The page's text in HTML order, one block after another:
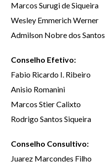
Marcos Surugi de Siqueira
Wesley Emmerich Werner
Admilson Nobre dos Santos
Conselho Efetivo:
Fabio Ricardo I. Ribeiro
Anisio Romanini
Marcos Stier Calixto
Rodrigo Santos Siqueira
Conselho Consultivo:
Juarez Marcondes Filho